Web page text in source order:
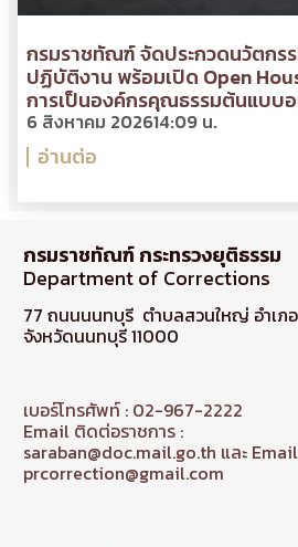
กรมราชทัณฑ์ จัดประกวดนวัตกร
ปฏิบัติงาน พร้อมเปิด Open
การเป็นองค์กรคุณธรรมต้นแบบ
6 สิงหาคม 202614:09 น.
อ่านต่อ
กรมราชทัณฑ์ กระทรวงยุติธรรม
Department of Corrections
77 ถนนนนทบุรี ตำบลสวนใหญ่ อำเภ
จังหวัดนนทบุรี 11000
เบอร์โทรศัพท์ : 02-967-2222
Email ติดต่อราชการ :
saraban@doc.mail.go.th และ
prcorrection@gmail.com